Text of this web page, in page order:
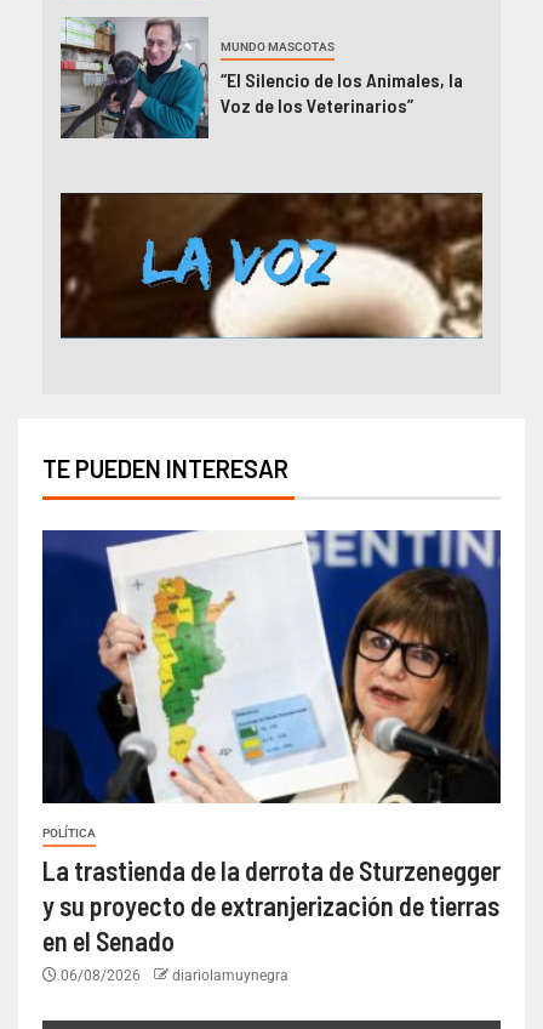
MUNDO MASCOTAS
“El Silencio de los Animales, la
Voz de los Veterinarios”
TE PUEDEN INTERESAR
POLÍTICA
La trastienda de la derrota de Sturzenegger
y su proyecto de extranjerización de tierras
en el Senado
06/08/2026 diariolamuynegra